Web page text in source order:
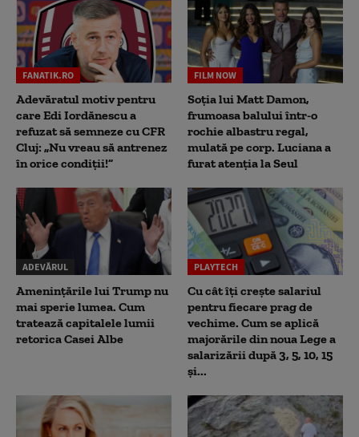
FANATIK.RO
Adevăratul motiv pentru
care Edi Iordănescu a
refuzat să semneze cu CFR
Cluj: „Nu vreau să antrenez
în orice condiții!”
FILM NOW
Soția lui Matt Damon,
frumoasa balului într-o
rochie albastru regal,
mulată pe corp. Luciana a
furat atenția la Seul
ADEVĂRUL
Amenințările lui Trump nu
mai sperie lumea. Cum
tratează capitalele lumii
retorica Casei Albe
PLAYTECH
Cu cât îți crește salariul
pentru fiecare prag de
vechime. Cum se aplică
majorările din noua Lege a
salarizării după 3, 5, 10, 15
și...